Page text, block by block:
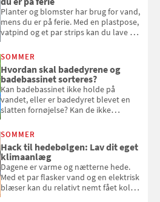
Planter og blomster har brug for vand,
mens du er på ferie. Med en plastpose,
vatpind og et par strips kan du lave dit
at bede naboen om at vande eller
SOMMER
Hvordan skal badedyrene og
badebassinet sorteres?
Kan badebassinet ikke holde på
vandet, eller er badedyret blevet en
slatten fornøjelse? Kan de ikke
opmærksom, når du smider
badebassinet eller et badedyr ud
SOMMER
Hack til hedebølgen: Lav dit eget
klimaanlæg
Dagene er varme og nætterne hede.
Med et par flasker vand og en elektrisk
blæser kan du relativt nemt fået koldt